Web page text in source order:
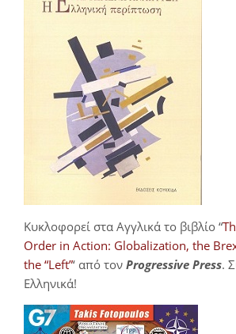
Κυκλοφορεί στα Αγγλικά το βιβλίο “
Order in Action: Globalization, the
the “Left”‘ από τον Progressive Press.
Ελληνικά!